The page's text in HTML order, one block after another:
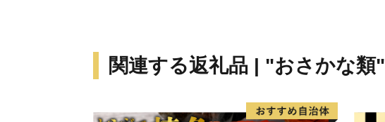
関連する返礼品 | "おさかな類"